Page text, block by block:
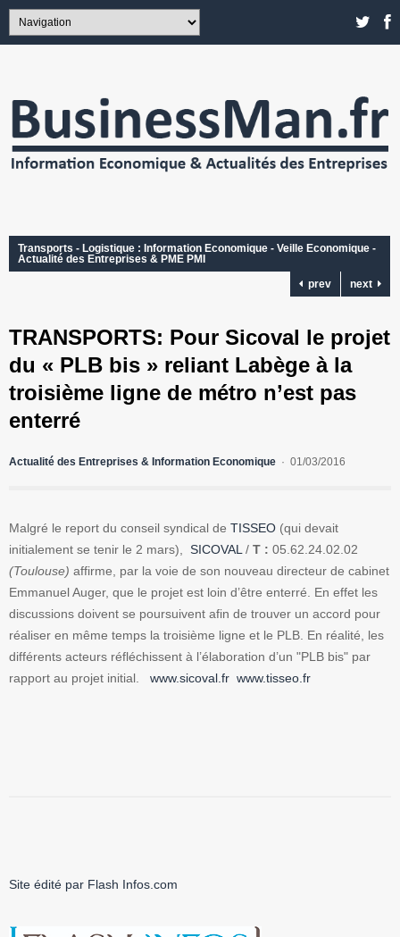
Transports - Logistique : Information Economique - Veille Economique -
Actualité des Entreprises & PME PMI
prev
next
TRANSPORTS: Pour Sicoval le projet
du « PLB bis » reliant Labège à la
troisième ligne de métro n’est pas
enterré
Actualité des Entreprises & Information Economique 01/03/2016
Malgré le report du conseil syndical de TISSEO (qui devait
initialement se tenir le 2 mars), SICOVAL/ T : 05.62.24.02.02
(Toulouse) affirme, par la voie de son nouveau directeur de cabinet
Emmanuel Auger, que le projet est loin d’être enterré. En effet les
discussions doivent se poursuivent afin de trouver un accord pour
réaliser en même temps la troisième ligne et le PLB. En réalité, les
différents acteurs réfléchissent à l’élaboration d’un "PLB bis" par
rapport au projet initial. www.sicoval.fr www.tisseo.fr
Site édité par Flash Infos.com